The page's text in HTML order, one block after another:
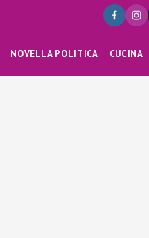
NOVELLA POLITICA CUCINA